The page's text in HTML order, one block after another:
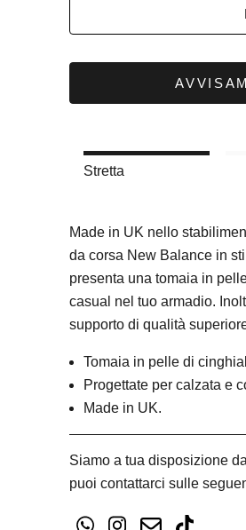
Stretta
Made in UK nello
da corsa New Balance in
presenta una tomaia in
casual nel tuo armadio.
supporto di qualità
Tomaia in pelle di
Progettate per calzata e
Made in UK.
Siamo a tua disposizione
puoi contattarci sulle